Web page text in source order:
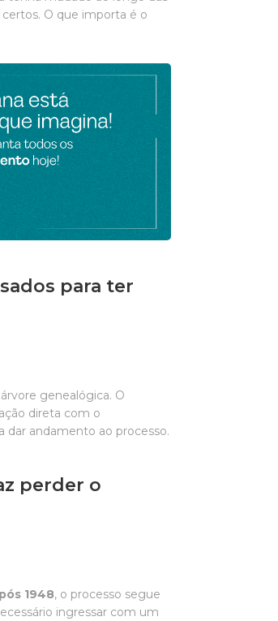
O que importa é o
para ter
genealógica. O
direta com o
dar andamento ao processo.
perder o
1948, o processo segue
ingressar com um